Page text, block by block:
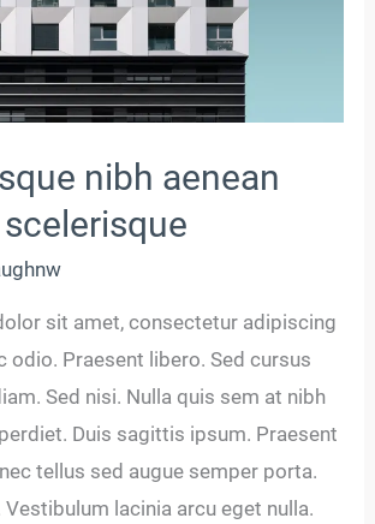
nibh aenean
sit amet, consectetur adipiscing
odio. Praesent libero. Sed cursus
Sed nisi. Nulla quis sem at nibh
Duis sagittis ipsum. Praesent
tellus sed augue semper porta.
lacinia arcu eget nulla.